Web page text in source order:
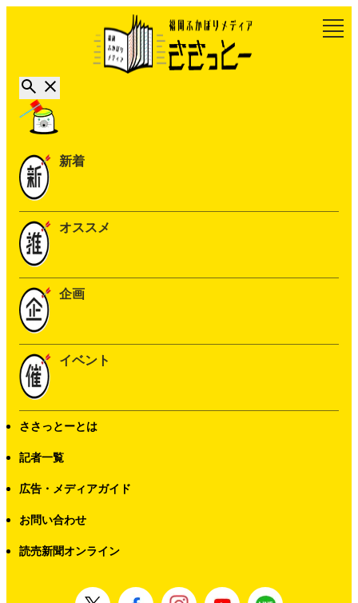
新着
オススメ
企画
イベント
ささっとーとは
記者一覧
広告・メディアガイド
お問い合わせ
読売新聞オンライン